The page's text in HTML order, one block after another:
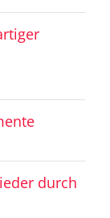
durch